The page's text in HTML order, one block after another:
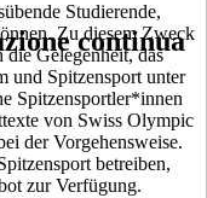
Studierende,
Zu diesem Zweck
Gelegenheit, das
und Spitzensport unter
Spitzensportler*innen
von Swiss Olympic
der Vorgehensweise.
betreiben,
zur Verfügung.
continua